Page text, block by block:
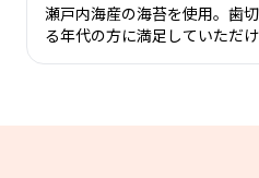
瀬戸内海産の海苔を使用。歯
る年代の方に満足していただけ